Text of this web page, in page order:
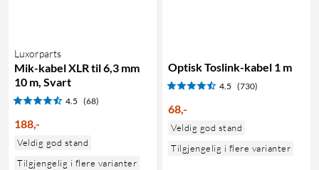
Luxorparts
Mik-kabel XLR til 6,3 mm
10 m, Svart
4.5 (68)
188,-
Veldig god stand
Tilgjengelig i flere varianter
Optisk Toslink-kabel 1 m
4.5 (730)
68,-
Veldig god stand
Tilgjengelig i flere varianter